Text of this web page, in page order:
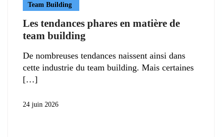
Team Building
Les tendances phares en matière de
team building
De nombreuses tendances naissent ainsi dans
cette industrie du team building. Mais certaines
24 juin 2026